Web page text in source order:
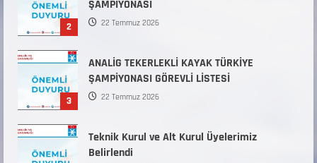
2
ŞAMPİYONASI
22 Temmuz 2026
3
ANALİG TEKERLEKLİ KAYAK TÜRKİYE
ŞAMPİYONASI GÖREVLİ LİSTESİ
22 Temmuz 2026
Teknik Kurul ve Alt Kurul Üyelerimiz
Belirlendi